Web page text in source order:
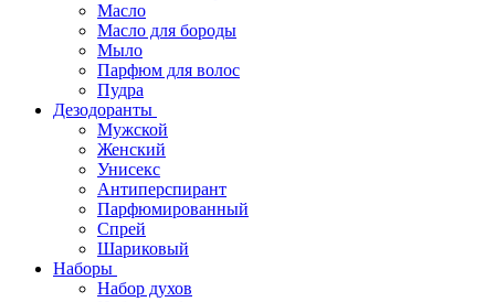
Масло
Масло для бороды
Мыло
Парфюм для волос
Пудра
Дезодоранты
Мужской
Женский
Унисекс
Антиперспирант
Парфюмированный
Спрей
Шариковый
Наборы
Набор духов